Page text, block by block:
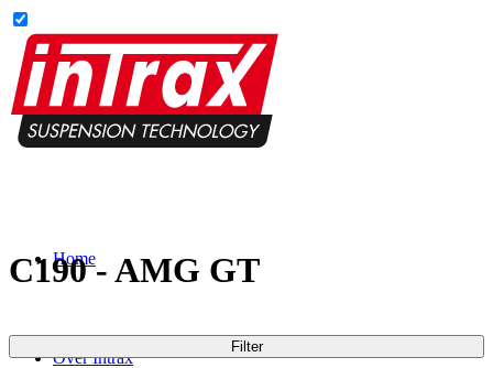
Home
Over Intrax
C190 - AMG GT
Filter